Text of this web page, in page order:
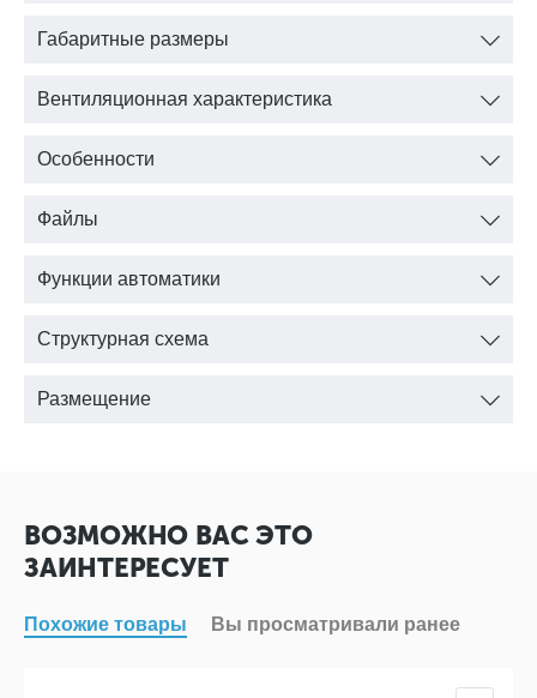
Габаритные размеры
Вентиляционная характеристика
Особенности
Файлы
Функции автоматики
Структурная схема
Размещение
ВОЗМОЖНО ВАС ЭТО
ЗАИНТЕРЕСУЕТ
Похожие товары Вы просматривали ранее